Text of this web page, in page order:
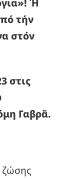
Ἡ
τήν
στόν
στις
Γαβρᾶ.
ζώσης